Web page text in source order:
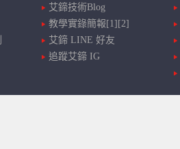
艾鍗技術Blog
教學實錄簡報[1] [2]
艾鍗 LINE 好友
追蹤艾鍗 IG